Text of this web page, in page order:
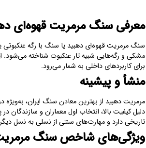
معرفی سنگ مرمریت قهوه‌ای
سنگ مرمریت قهوه‌ای دهبید یا سنگ با رگه
مشکی و رگه‌هایی شبیه تار عنکبوت شناخته
برای کاربردهای داخلی به شمار می‌رود.
منشأ و پیشینه
مرمریت دهبید از بهترین معادن سنگ ایران،
دلیل کیفیت بالا، انتخاب اول معماران و
تاریخی دارد و مهارت‌های سنتی از نسلی به نسل
ویژگی‌های شاخص سنگ